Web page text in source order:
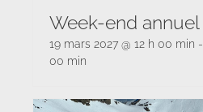
Week-end annuel
19 mars 2027 @ 12 h 00 min -
00 min